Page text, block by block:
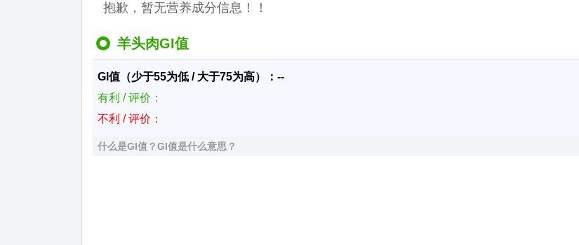
抱歉，暂无营养成分信息！！
羊头肉GI值
GI值（少于55为低 / 大于75为高）：--
有利 / 评价：
不利 / 评价：
什么是GI值？GI值是什么意思？